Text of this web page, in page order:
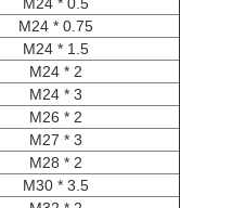
M24 * 0.75
M24 * 1.5
M24 * 2
M24 * 3
M26 * 2
M27 * 3
M28 * 2
M30 * 3.5